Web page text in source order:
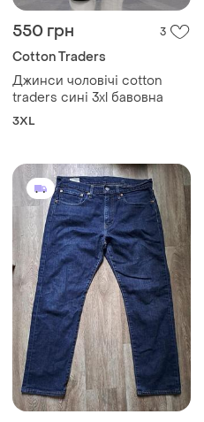
550 грн 3
Cotton Traders
Джинси чоловічі cotton
traders сині 3xl бавовна
3XL